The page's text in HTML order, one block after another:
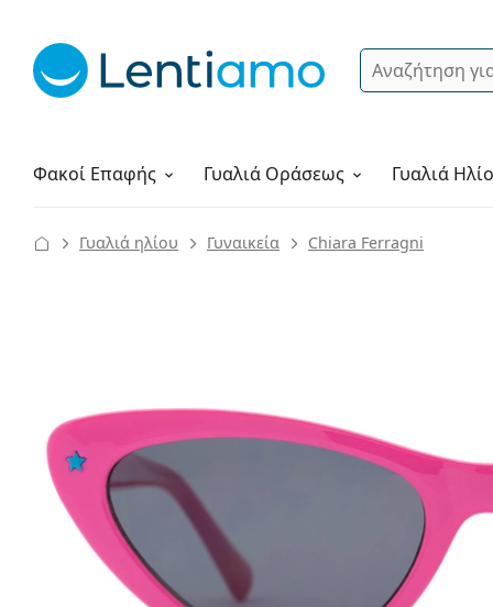
Αναζήτηση
Φακοί Επαφής
Υγρά φακών ΓυαλιάΟράσεως Γυαλιά
Πώς να παραγγείλετε
Γυαλιά ηλίου Γυναικεία Chiara Ferragni
Μήκος σκελετού
Μήκος